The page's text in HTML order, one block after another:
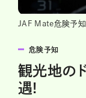
JAF Mate危険予知
危険予知
観光地の
遇!